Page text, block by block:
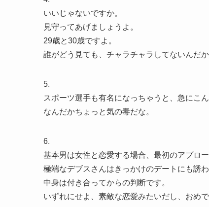
いいじゃないですか。
見守ってあげましょうよ。
29歳と30歳ですよ。
誰がどう見ても、チャラチャラしてないんだ
5.
スポーツ選手も有名になっちゃうと、急にこ
なんだかちょっと気の毒だな。
6.
基本男は女性と恋愛する場合、最初のアプロ
極端なデブスさんはきっかけのデートにも誘わ
中身は付き合ってからの判断です。
いずれにせよ、素敵な恋愛みたいだし、おめ